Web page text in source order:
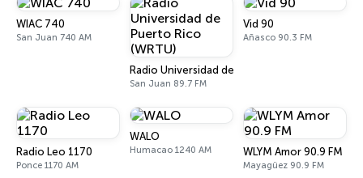
WIAC 740
San Juan 740 AM
Radio Universidad de Puerto Rico (WRTU)
San Juan 89.7 FM
Vid 90
Añasco 90.3 FM
Radio Leo 1170
Ponce 1170 AM
WALO
Humacao 1240 AM WLYM Amor 90.9 FM
Mayagüez 90.9 FM